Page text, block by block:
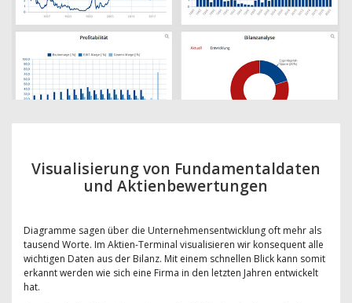
Visualisierung von Fundamentaldaten
und Aktienbewertungen
Diagramme sagen über die Unternehmensentwicklung oft mehr als
tausend Worte. Im Aktien-Terminal visualisieren wir konsequent alle
wichtigen Daten aus der Bilanz. Mit einem schnellen Blick kann somit
erkannt werden wie sich eine Firma in den letzten Jahren entwickelt
hat.